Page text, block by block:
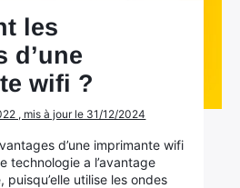
les
d’une
wifi ?
, mis à jour le 31/12/2024
d’une imprimante wifi
technologie a l’avantage
puisqu’elle utilise les ondes